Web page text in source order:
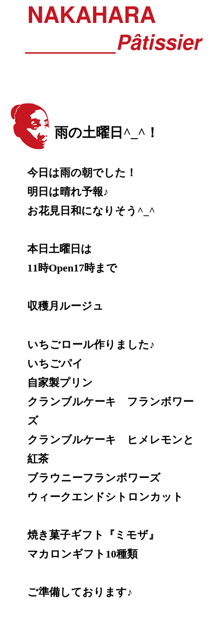
NAKAHARA
________Pâtissier
雨の土曜日^_^！
今日は雨の朝でした！
明日は晴れ予報♪
お花見日和になりそう^_^
本日土曜日は
11時Open17時まで
収穫月ルージュ
いちごロール作りました♪
いちごパイ
自家製プリン
クランブルケーキ フランボワー
ズ
クランブルケーキ ヒメレモンと
紅茶
ブラウニーフランボワーズ
ウィークエンドシトロンカット
焼き菓子ギフト『ミモザ』
マカロンギフト10種類
ご準備しております♪